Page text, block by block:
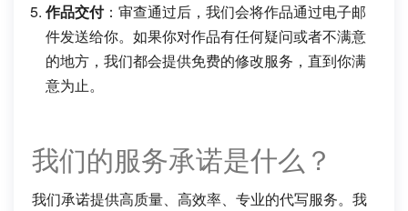
作品交付：审查通过后，我们会将作品通过电子邮
件发送给你。如果你对作品有任何疑问或者不满意
的地方，我们都会提供免费的修改服务，直到你满
意为止。
我们的服务承诺是什么？
我们承诺提供高质量、高效率、专业的代写服务。我